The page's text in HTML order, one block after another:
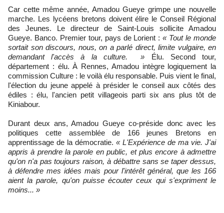
Car cette même année, Amadou Gueye grimpe une nouvelle
marche. Les lycéens bretons doivent élire le Conseil Régional
des Jeunes. Le directeur de Saint-Louis sollicite Amadou
Gueye. Banco. Premier tour, pays de Lorient :« Tout le monde
sortait son discours, nous, on a parlé direct, limite vulgaire, en
demandant l'accès à la culture. » Élu. Second tour,
département : élu. À Rennes, Amadou intègre logiquement la
commission Culture : le voilà élu responsable. Puis vient le final,
l'élection du jeune appelé à présider le conseil aux côtés des
édiles : élu, l'ancien petit villageois parti six ans plus tôt de
Kiniabour.
Durant deux ans, Amadou Gueye co-préside donc avec les
politiques cette assemblée de 166 jeunes Bretons en
apprentissage de la démocratie. « L'Expérience de ma vie. J'ai
appris à prendre la parole en public, et plus encore à admettre
qu'on n'a pas toujours raison, à débattre sans se taper dessus,
à défendre mes idées mais pour l'intérêt général, que les 166
aient la parole, qu'on puisse écouter ceux qui s'expriment le
moins... »